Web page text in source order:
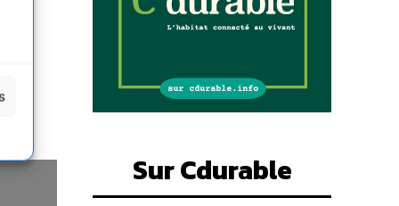
Sur Cdurable